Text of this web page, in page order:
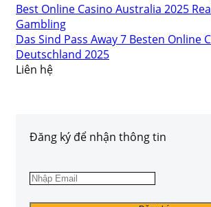
Best Online Casino Australia 2025
Gambling
Das Sind Pass Away 7 Besten Online
Deutschland 2025
Liên hệ
Đăng ký để nhận thông tin